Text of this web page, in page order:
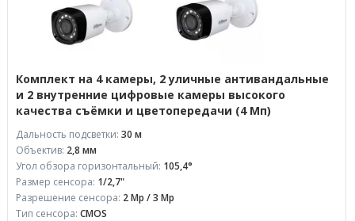
Комплект на 4 камеры, 2 уличные антивандальные
и 2 внутренние цифровые камеры высокого
качества съёмки и цветопередачи (4 Мп)
Дальность подсветки: 30 м
Объектив: 2,8 мм
Угол обзора горизонтальный: 105,4°
Размер сенсора: 1/2,7"
Разрешение сенсора: 2 Mp / 3 Mp
Тип сенсора: CMOS